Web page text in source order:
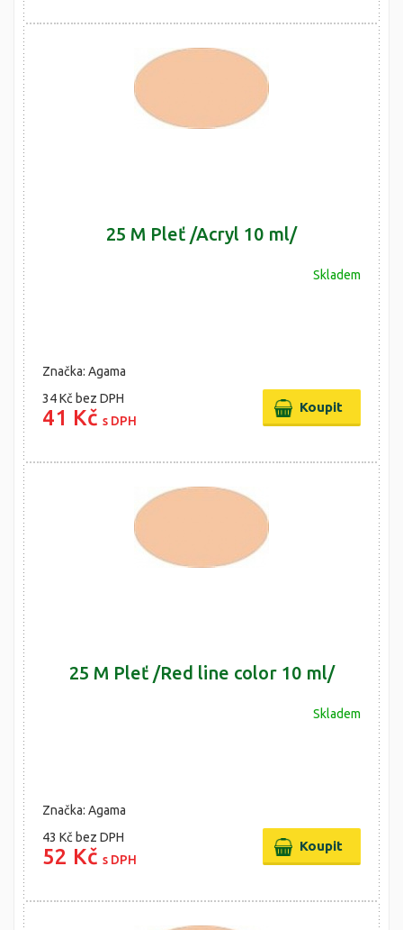
25 M Pleť /Acryl 10 ml/
Skladem
Značka: Agama
34 Kč bez DPH
41 Kč s DPH
25 M Pleť /Red line color 10 ml/
Skladem
Značka: Agama
43 Kč bez DPH
52 Kč s DPH